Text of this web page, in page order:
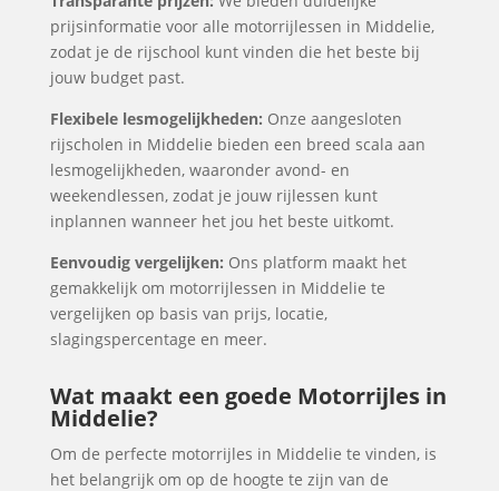
prijsinformatie voor alle motorrijlessen in Middelie,
zodat je de rijschool kunt vinden die het beste bij
jouw budget past.
Flexibele lesmogelijkheden: Onze aangesloten
rijscholen in Middelie bieden een breed scala aan
lesmogelijkheden, waaronder avond- en
weekendlessen, zodat je jouw rijlessen kunt
inplannen wanneer het jou het beste uitkomt.
Eenvoudig vergelijken: Ons platform maakt het
gemakkelijk om motorrijlessen in Middelie te
vergelijken op basis van prijs, locatie,
slagingspercentage en meer.
Wat maakt een goede Motorrijles in
Middelie?
Om de perfecte motorrijles in Middelie te vinden, is
het belangrijk om op de hoogte te zijn van de